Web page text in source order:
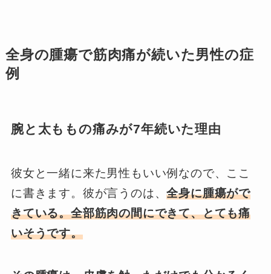
全身の腫瘍で筋肉痛が続いた男性の症
例
腕と太ももの痛みが7年続いた理由
彼女と一緒に来た男性もいい例なので、ここ
に書きます。彼が言うのは、全身に腫瘍がで
きている。全部筋肉の間にできて、とても痛
いそうです。